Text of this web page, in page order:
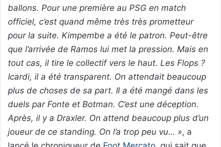
ballons. Pour une première au PSG en match
officiel, c’est quand même très très prometteur
pour la suite. Kimpembe a été le patron. Peut-être
que l’arrivée de Ramos lui met la pression. Mais en
tout cas, il tire le collectif vers le haut. Les Flops ?
Icardi, il a été transparent. On attendait beaucoup
plus de choses de sa part. Il a été mangé dans les
duels par Fonte et Botman. C’est une déception.
Après, il y a Draxler. On attend beaucoup plus d’un
joueur de ce standing. On l’a trop peu vu… », a